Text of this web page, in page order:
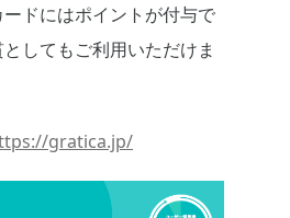
ドにはポイントが付与で
してもご利用いただけま
gratica.jp/